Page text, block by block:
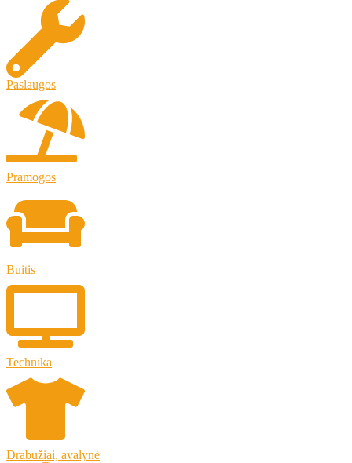
Paslaugos
Pramogos
Buitis
Technika
Drabužiai, avalynė